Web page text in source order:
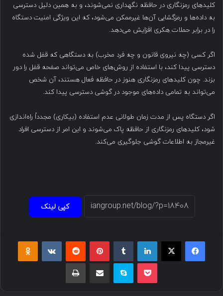
کلیدهای رمزنگاری در حافظه نگهداری نمی‌شوند، و به همین دلیل دسترسی
به داده‌ها و رمزگشایی آن‌ها غیرممکن می‌شود، که این ویژگی امنیت دستگاه
را در برابر حملات هکری افزایش می‌دهد.
اگر کسی (چه نیروی قانون و چه فرد مخرب) به دستگاهی که قفل شده
دسترسی پیدا کند، با استفاده از روش‌های خاص می‌تواند صفحه قفل را دور
بزند. چون کلیدهای رمزنگاری هنوز در حافظه فعال هستند، آن شخص
می‌تواند به تمامی داده‌های موجود در گوشی دسترسی پیدا کند.
اگر دستگاه پس از مدت زمان طولانی عدم استفاده (بیکاری) مجدداً راه‌اندازی
شود، کلیدهای رمزنگاری از حافظه پاک می‌شوند و این امر از دسترسی افراد
غیرمجاز به اطلاعات گوشی جلوگیری می‌کند.
کپی لینک
فیسبوک ایکس لینکداین پینتریست
پاکت اسکایپ چاپ